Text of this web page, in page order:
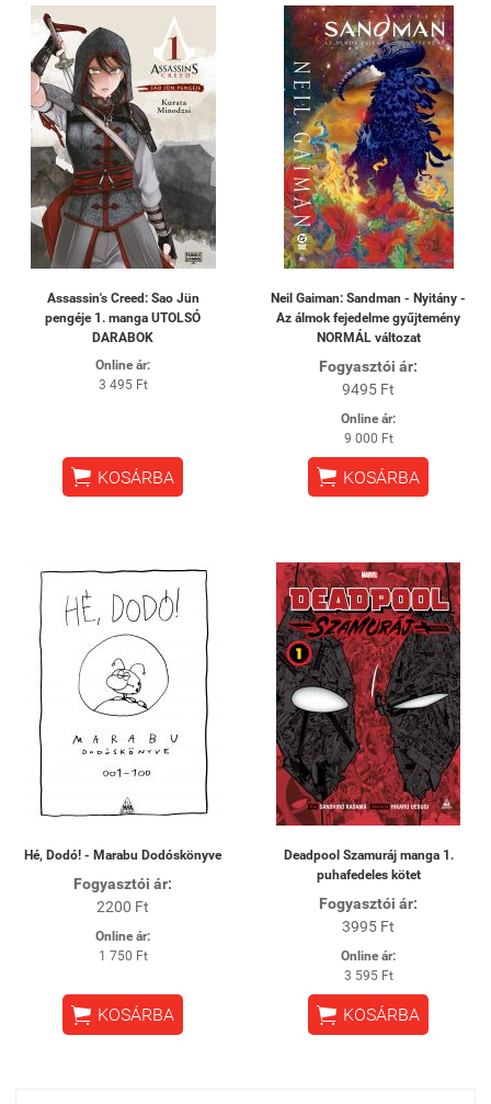
Assassin's Creed: Sao Jün
pengéje 1. manga UTOLSÓ
DARABOK
Online ár:
3 495 Ft
 KOSÁRBA
Neil Gaiman: Sandman - Nyitány -
Az álmok fejedelme gyűjtemény
NORMÁL változat
Fogyasztói ár:
9495 Ft
Online ár:
9 000 Ft
 KOSÁRBA
Hé, Dodó! - Marabu Dodóskönyve
Fogyasztói ár:
2200 Ft
Online ár:
1 750 Ft
 KOSÁRBA
Deadpool Szamuráj manga 1.
puhafedeles kötet
Fogyasztói ár:
3995 Ft
Online ár:
3 595 Ft
 KOSÁRBA